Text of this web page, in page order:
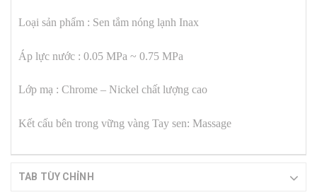
Loại sản phẩm : Sen tắm nóng lạnh Inax
Áp lực nước : 0.05 MPa ~ 0.75 MPa
Lớp mạ : Chrome – Nickel chất lượng cao
Kết cấu bên trong vững vàng Tay sen: Massage
TAB TÙY CHỈNH